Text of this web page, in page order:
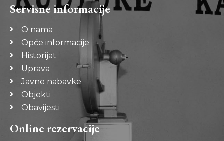
Servisne informacije
O nama
Opće informacije
Historijat
Uprava
Javne nabavke
Objekti
Obavijesti
Online rezervacije